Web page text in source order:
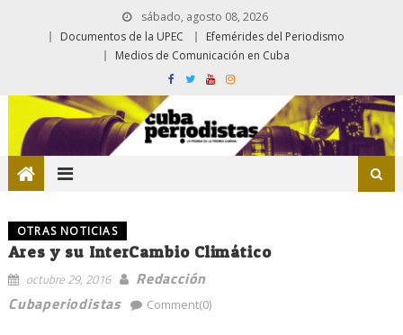
sábado, agosto 08, 2026
Documentos de la UPEC
Efemérides del Periodismo
Medios de Comunicación en Cuba
OTRAS NOTICIAS
Ares y su InterCambio Climático
octubre 29, 2016
Redacción
Cubaperiodistas
Comment(0)